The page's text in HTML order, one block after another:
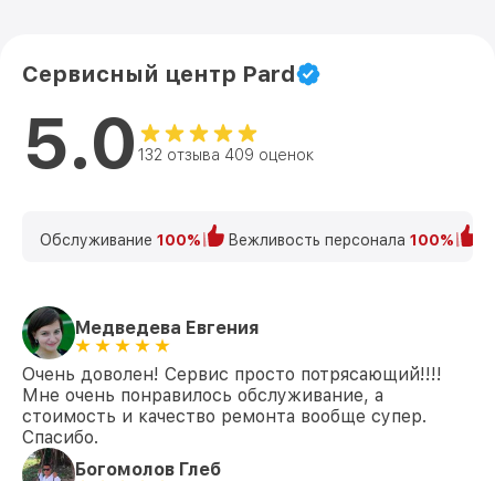
Сервисный центр Pard
5.0 132 отзыва 409 оценок
Обслуживание 100% Вежливость персонала 100%
Медведева Евгения
Очень доволен! Сервис просто потрясающий!!!!
Мне очень понравилось обслуживание, а
стоимость и качество ремонта вообще супер.
Спасибо.
Богомолов Глеб